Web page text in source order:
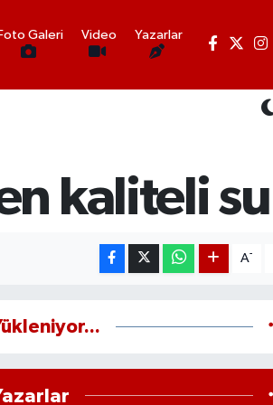
Foto Galeri Video Yazarlar
kaliteli su
A-